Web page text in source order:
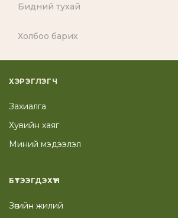
Бидний тухай
Холбоо барих
ХЭРЭГЛЭГЧ
Захиалга
Хувийн хаяг
Миний мэдээлэл
БҮТЭЭГДЭХҮҮН
Зөгийн жилий